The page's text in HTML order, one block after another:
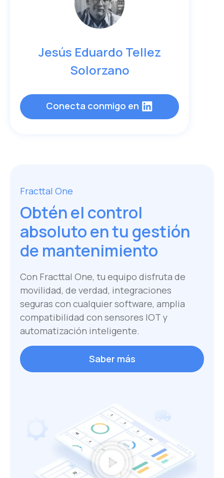
Jesús Eduardo Tellez
Solorzano
Conecta conmigo en
Fracttal One
Obtén el control
absoluto en tu gestión
de mantenimiento
Con Fracttal One, tu equipo disfruta de
movilidad, de verdad, integraciones
seguras con cualquier software, amplia
compatibilidad con sensores IOT y
automatización inteligente.
Saber más
play_circle